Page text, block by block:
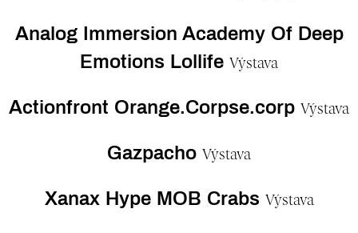
Analog Immersion Academy Of Deep
Emotions Lollife Výstava
Actionfront Orange.Corpse.corp Výstava
Gazpacho Výstava
Xanax Hype MOB Crabs Výstava